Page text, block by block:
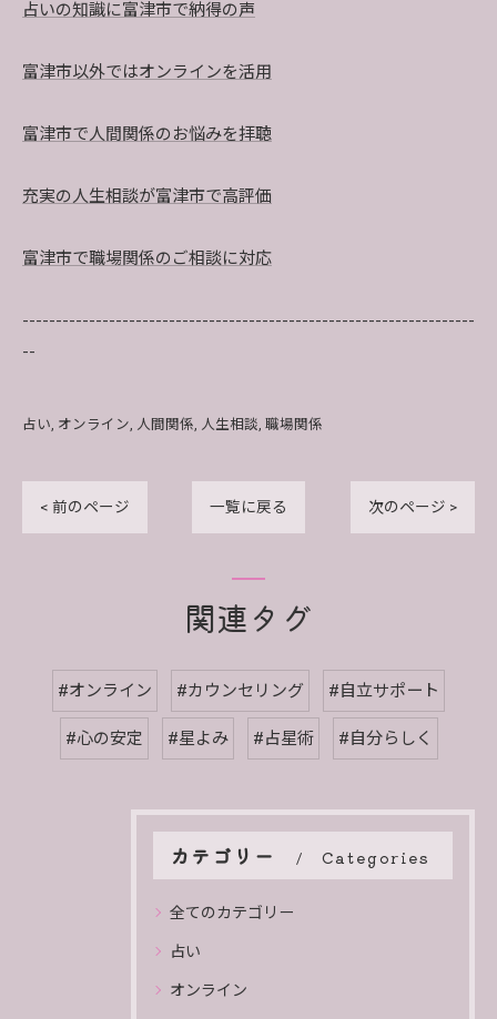
占いの知識に富津市で納得の声
富津市以外ではオンラインを活用
富津市で人間関係のお悩みを拝聴
充実の人生相談が富津市で高評価
富津市で職場関係のご相談に対応
--------------------------------------------------------------------
--
占い オンライン 人間関係 人生相談 職場関係
< 前のページ 一覧に戻る 次のページ >
関連タグ
#オンライン #カウンセリング #自立サポート
#心の安定 #星よみ #占星術 #自分らしく
カテゴリー Categories
全てのカテゴリー
占い
オンライン